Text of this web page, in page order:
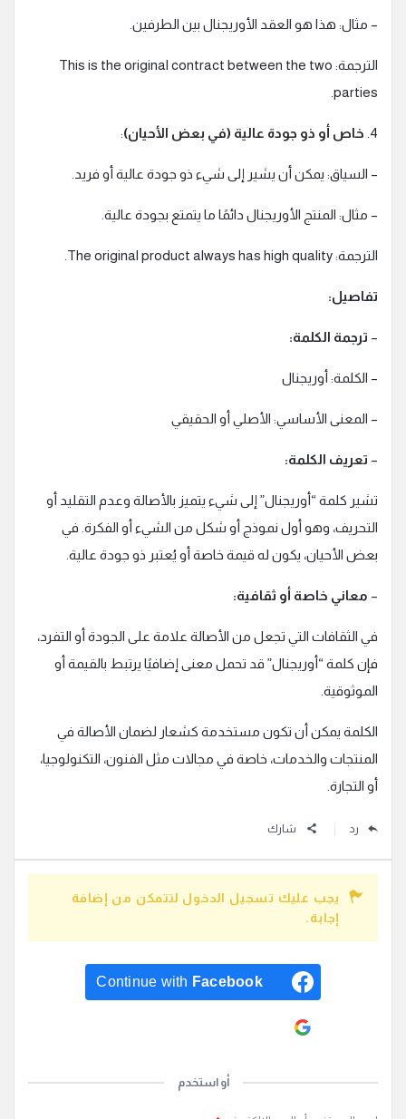
– مثال: هذا هو العقد الأوريجنال بين الطرفين.
الترجمة: This is the original contract between the two
parties.
4. خاص أو ذو جودة عالية (في بعض الأحيان):
– السياق: يمكن أن يشير إلى شيء ذو جودة عالية أو فريد.
– مثال: المنتج الأوريجنال دائمًا ما يتمتع بجودة عالية.
الترجمة: The original product always has high quality.
تفاصيل:
– ترجمة الكلمة:
– الكلمة: أوريجنال
– المعنى الأساسي: الأصلي أو الحقيقي
– تعريف الكلمة:
تشير كلمة “أوريجنال” إلى شيء يتميز بالأصالة وعدم التقليد أو
التحريف، وهو أول نموذج أو شكل من الشيء أو الفكرة. في
بعض الأحيان، يكون له قيمة خاصة أو يُعتبر ذو جودة عالية.
– معاني خاصة أو ثقافية:
في الثقافات التي تجعل من الأصالة علامة على الجودة أو التفرد،
فإن كلمة “أوريجنال” قد تحمل معنى إضافيًا يرتبط بالقيمة أو
الموثوقية.
الكلمة يمكن أن تكون مستخدمة كشعار لضمان الأصالة في
المنتجات والخدمات، خاصة في مجالات مثل الفنون، التكنولوجيا،
أو التجارة.
رد شارك
يجب عليك تسجيل الدخول لتتمكن من إضافة
إجابة.
Continue with Facebook
أو استخدم